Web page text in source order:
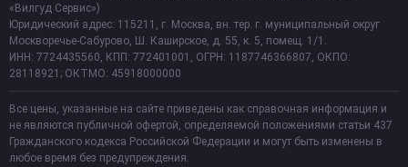
«Вилгуд Сервис»)
Юридический адрес: 115211, г. Москва, вн. тер. г. муниципальный округ
Москворечье-Сабурово, Ш. Каширское, д. 55, к. 5, помещ. 1/1.
ИНН: 7724435560, КПП: 772401001, ОГРН: 1187746366807, ОКПО:
28118921; ОКТМО: 45918000000
Все цены, указанные на сайте приведены как справочная информация и
не являются публичной офертой, определяемой положениями статьи 437
Гражданского кодекса Российской Федерации и могут быть изменены в
любое время без предупреждения.